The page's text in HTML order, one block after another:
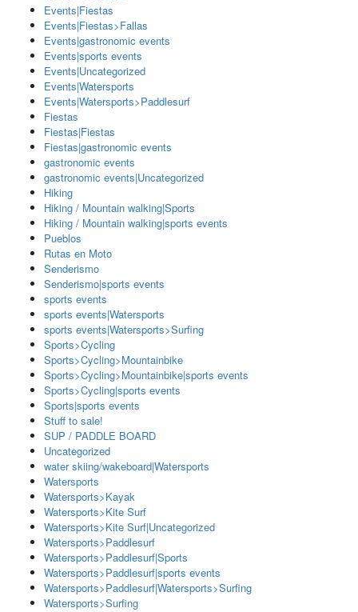
Events|Fiestas
Events|Fiestas>Fallas
Events|gastronomic events
Events|sports events
Events|Uncategorized
Events|Watersports
Events|Watersports>Paddlesurf
Fiestas
Fiestas|Fiestas
Fiestas|gastronomic events
gastronomic events
gastronomic events|Uncategorized
Hiking
Hiking / Mountain walking|Sports
Hiking / Mountain walking|sports events
Pueblos
Rutas en Moto
Senderismo
Senderismo|sports events
sports events
sports events|Watersports
sports events|Watersports>Surfing
Sports>Cycling
Sports>Cycling>Mountainbike
Sports>Cycling>Mountainbike|sports events
Sports>Cycling|sports events
Sports|sports events
Stuff to sale!
SUP / PADDLE BOARD
Uncategorized
water skiing/wakeboard|Watersports
Watersports
Watersports>Kayak
Watersports>Kite Surf
Watersports>Kite Surf|Uncategorized
Watersports>Paddlesurf
Watersports>Paddlesurf|Sports
Watersports>Paddlesurf|sports events
Watersports>Paddlesurf|Watersports>Surfing
Watersports>Surfing